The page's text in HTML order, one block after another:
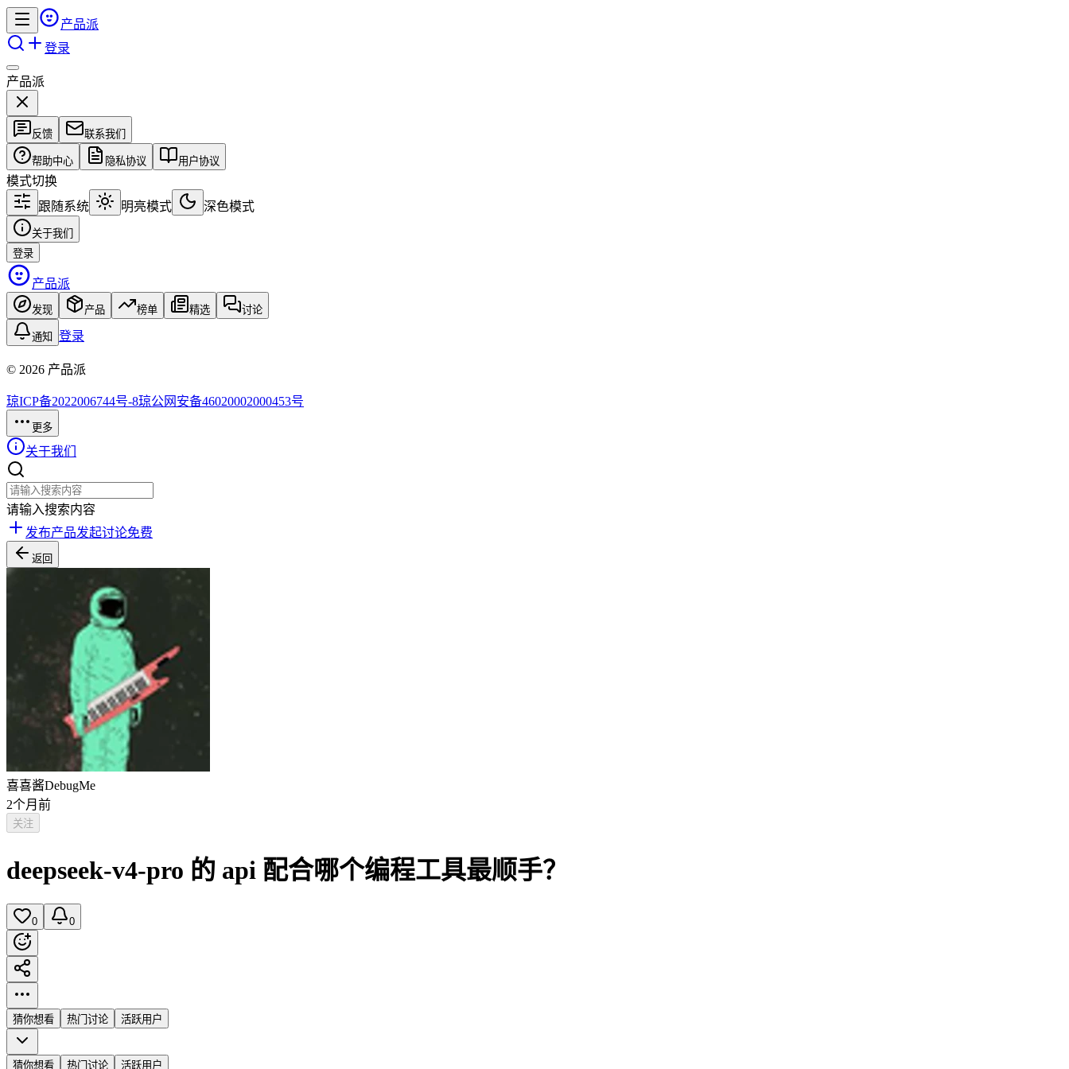
产品派
登录
产品派
反馈 联系我们
帮助中心 隐私协议 用户协议
模式切换
跟随系统
明亮模式 深色模式
关于我们
登录
产品派
发现 产品 榜单 精选 讨论
通知 登录
© 2026 产品派
琼ICP备2022006744号-8琼公网安备46020002000453号
更多
关于我们
请输入搜索内容
发布产品发起讨论免费
返回
喜喜酱DebugMe
2个月前
关注
deepseek-v4-pro 的 api 配合哪个编程工具最顺手？
0 0
猜你想看 热门讨论 活跃用户
猜你想看 热门讨论 活跃用户